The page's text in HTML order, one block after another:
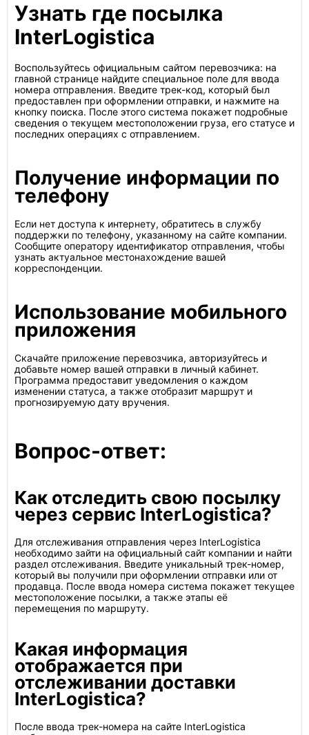
Узнать где посылка
InterLogistica
Воспользуйтесь официальным сайтом перевозчика: на
главной странице найдите специальное поле для ввода
номера отправления. Введите трек-код, который был
предоставлен при оформлении отправки, и нажмите на
кнопку поиска. После этого система покажет подробные
сведения о текущем местоположении груза, его статусе и
последних операциях с отправлением.
Получение информации по
телефону
Если нет доступа к интернету, обратитесь в службу
поддержки по телефону, указанному на сайте компании.
Сообщите оператору идентификатор отправления, чтобы
узнать актуальное местонахождение вашей
корреспонденции.
Использование мобильного
приложения
Скачайте приложение перевозчика, авторизуйтесь и
добавьте номер вашей отправки в личный кабинет.
Программа предоставит уведомления о каждом
изменении статуса, а также отобразит маршрут и
прогнозируемую дату вручения.
Вопрос-ответ:
Как отследить свою посылку
через сервис InterLogistica?
Для отслеживания отправления через InterLogistica
необходимо зайти на официальный сайт компании и найти
раздел отслеживания. Введите уникальный трек-номер,
который вы получили при оформлении отправки или от
продавца. После ввода номера система покажет текущее
местоположение посылки, а также этапы её
перемещения по маршруту.
Какая информация
отображается при
отслеживании доставки
InterLogistica?
После ввода трек-номера на сайте InterLogistica